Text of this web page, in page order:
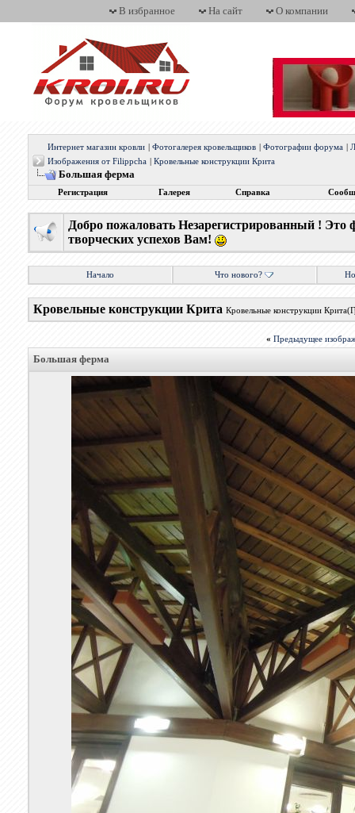
В избранное На сайт О компании
Интернет магазин кровли Фотогалерея кровельщиков Фотографии форума
Изображения от Filippcha
Кровельные конструкции Крита
Большая ферма
Регистрация Галерея Справка
Добро пожаловать Незарегистрированный !
творческих успехов Вам!
Начало Что нового?
Кровельные конструкции Крита Кровельные конструкции
« Предыдущее
Большая ферма